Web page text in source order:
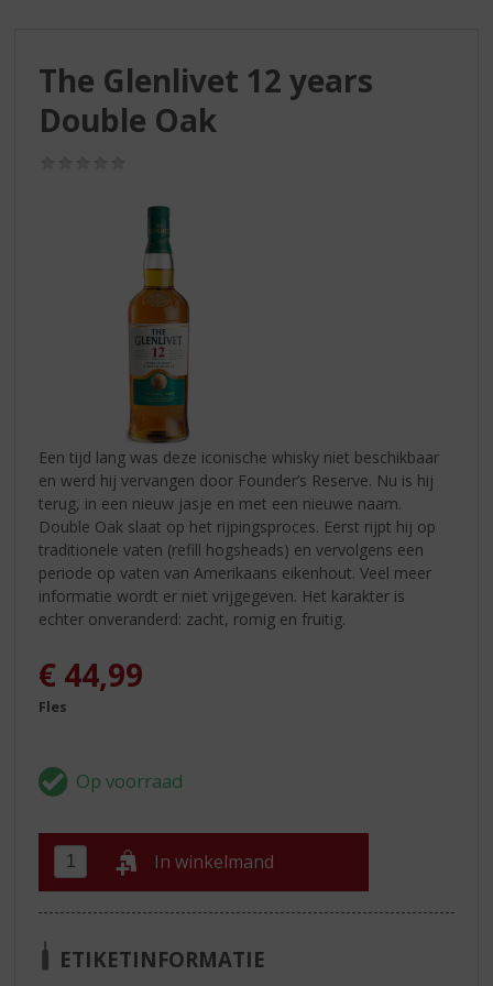
The Glenlivet 12 years
Double Oak
Een tijd lang was deze iconische whisky niet beschikbaar
en werd hij vervangen door Founder’s Reserve. Nu is hij
terug, in een nieuw jasje en met een nieuwe naam.
Double Oak slaat op het rijpingsproces. Eerst rijpt hij op
traditionele vaten (refill hogsheads) en vervolgens een
periode op vaten van Amerikaans eikenhout. Veel meer
informatie wordt er niet vrijgegeven. Het karakter is
echter onveranderd: zacht, romig en fruitig.
€ 44,99
Fles
In winkelmand
ETIKETINFORMATIE